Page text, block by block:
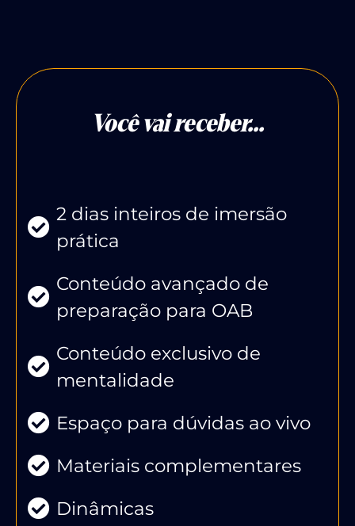
Você vai receber...
2 dias inteiros de imersão
prática
Conteúdo avançado de
preparação para OAB
Conteúdo exclusivo de
mentalidade
Espaço para dúvidas ao vivo
Materiais complementares
Dinâmicas